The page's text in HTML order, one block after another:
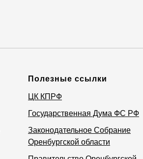
Полезные ссылки
ЦК КПРФ
Государственная Дума ФС РФ
Законодательное Собрание
Оренбургской области